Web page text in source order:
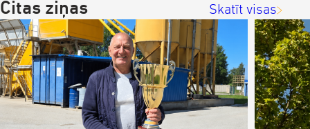
Citas ziņas Skatīt visas